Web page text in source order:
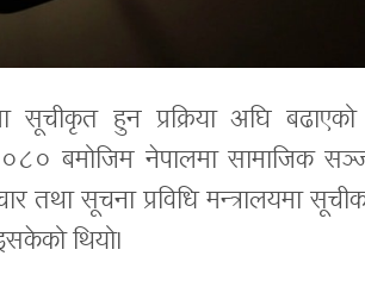
हुन प्रक्रिया अघि
बमोजिम नेपालमा सामाजिक
तथा सूचना प्रविधि मन्त्रालयमा
थियो।